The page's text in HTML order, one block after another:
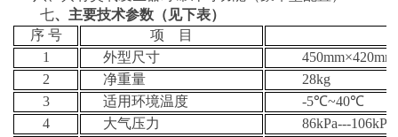
七、主要技术参数（见下表）
序 号
项 目
1
外型尺寸 450mm×420mm
2
净重量
28kg
3
适用环境温度 -5℃~40℃
4
大气压力
86kPa---106kPa